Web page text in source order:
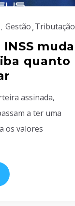
Gestão Tributação
muda
quanto
assinada,
a ter uma
os valores